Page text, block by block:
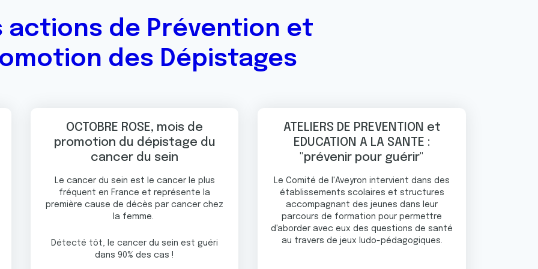
actions de Prévention et
des Dépistages
OCTOBRE ROSE, mois de
promotion du dépistage du
cancer du sein
Le cancer du sein est le cancer le plus
fréquent en France et représente la
première cause de décès par cancer chez
la femme.
Détecté tôt, le cancer du sein est guéri
dans 90% des cas !
ATELIERS DE PREVENTION et
EDUCATION A LA SANTE :
"prévenir pour guérir"
Le Comité de l'Aveyron intervient dans des
établissements scolaires et structures
accompagnant des jeunes dans leur
parcours de formation pour permettre
d'aborder avec eux des questions de santé
au travers de jeux ludo-pédagogiques.